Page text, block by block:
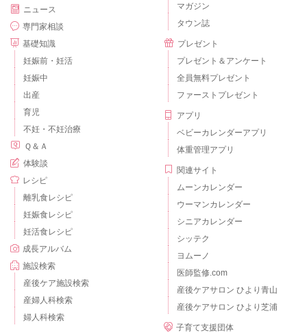
ニュース
専門家相談
基礎知識
妊娠前・妊活
妊娠中
出産
育児
不妊・不妊治療
Ｑ＆Ａ
体験談
レシピ
離乳食レシピ
妊娠食レシピ
妊活食レシピ
成長アルバム
施設検索
産後ケア施設検索
産婦人科検索
婦人科検索
マガジン
タウン誌
プレゼント
プレゼント＆アンケート
全員無料プレゼント
ファーストプレゼント
アプリ
ベビーカレンダーアプリ
体重管理アプリ
関連サイト
ムーンカレンダー
ウーマンカレンダー
シニアカレンダー
シッテク
ヨムーノ
医師監修.com
産後ケアサロン ひより青山
産後ケアサロン ひより芝浦
子育て支援団体